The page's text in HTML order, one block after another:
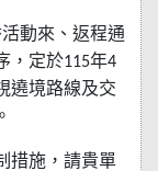
動來、返程通
，定於115年4
遶境路線及交
措施，請貴單